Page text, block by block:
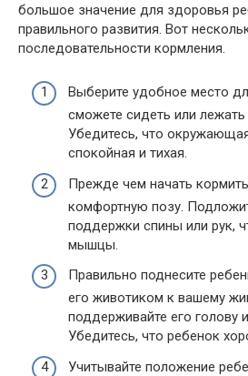
большое значение для здоровья
правильного развития. Вот
последовательности кормления.
Выберите удобное место
сможете сидеть или
Убедитесь, что
спокойная и тихая.
Прежде чем начать
комфортную позу.
поддержки спины или рук,
мышцы.
Правильно поднесите
его животиком к вашему
поддерживайте его голову
Убедитесь, что ребенок
Учитывайте положение